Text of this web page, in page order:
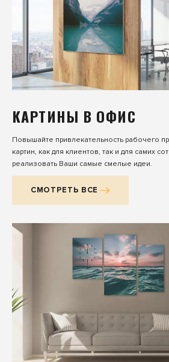
КАРТИНЫ В ОФИС
Повышайте привлекательность рабочего
картин, как для клиентов, так и для самих
реализовать Ваши самые смелые идеи.
СМОТРЕТЬ ВСЕ